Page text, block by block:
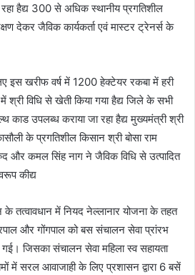
हैद्य 300 से अधिक स्थानीय प्रगतिशील
देकर जैविक कार्यकर्ता एवं मास्टर ट्रेनर्स के
इस खरीफ वर्ष में 1200 हेक्टेयर रकबा में हरी
विधि से खेती किया गया हैद्य जिले के सभी
काड उपलब्ध कराया जा रहा हैद्य मुख्यमंत्री श्री
के प्रगतिशील किसान श्री बोसा राम
और कमल सिंह नाग ने जैविक विधि से उत्पादित
कीद्य
तत्वावधान में नियद नेल्लानार योजना के तहत
और गोंगपाल को बस संचालन सेवा प्रांरभ
जिसका संचालन सेवा महिला स्व सहायता
में सरल आवाजाही के लिए प्रशासन द्वारा 6 बसें